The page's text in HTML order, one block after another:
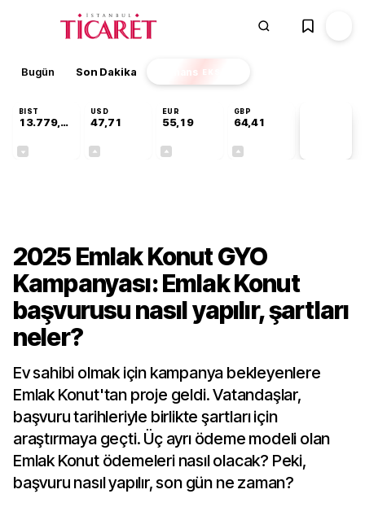
Bugün Son Dakika Finans EKSTRA
BIST
13.779,39
USD
47,71
EUR
55,19
GBP
64,41
2025 Emlak Konut GYO
Kampanyası: Emlak Konut
başvurusu nasıl yapılır, şartları
neler?
Ev sahibi olmak için kampanya bekleyenlere
Emlak Konut'tan proje geldi. Vatandaşlar,
başvuru tarihleriyle birlikte şartları için
araştırmaya geçti. Üç ayrı ödeme modeli olan
Emlak Konut ödemeleri nasıl olacak? Peki,
başvuru nasıl yapılır, son gün ne zaman?